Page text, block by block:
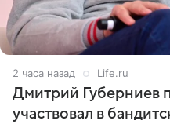
2 часа назад Life.ru
Дмитрий Губерниев
участвовал в